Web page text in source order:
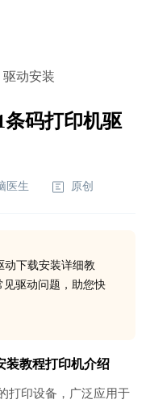
驱动安装
条码打印机驱
医生 原创
动下载安装详细教
见驱动问题，助您快
装教程打印机介绍
打印设备，广泛应用于